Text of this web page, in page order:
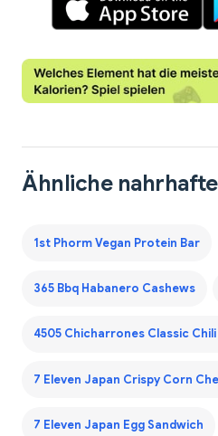
Ähnliche
1st Phorm Vegan Protein Bar
365 Bbq Habanero Cashews
4505 Chicharrones Classic
7 Eleven Japan Crispy Corn
7 Eleven Japan Egg Sandwich